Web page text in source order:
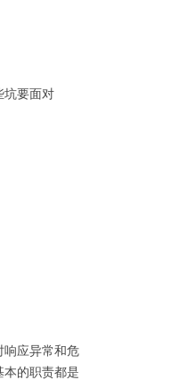
坑要面对
响应异常和危
本的职责都是